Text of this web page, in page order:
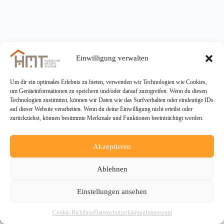
Einwilligung verwalten
Um dir ein optimales Erlebnis zu bieten, verwenden wir Technologien wie Cookies,
um Geräteinformationen zu speichern und/oder darauf zuzugreifen. Wenn du diesen
Technologien zustimmst, können wir Daten wie das Surfverhalten oder eindeutige IDs
auf dieser Website verarbeiten. Wenn du deine Einwilligung nicht erteilst oder
zurückziehst, können bestimmte Merkmale und Funktionen beeinträchtigt werden.
Akzeptieren
Ablehnen
Einstellungen ansehen
Cookie-RichtlinieDatenschutzerklärung Impressum
Copyright © 2026 - HMT Homecare-Medizin-Technik
Service GmbH